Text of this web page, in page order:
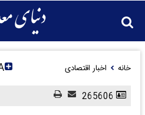
خانه اخبار اقتصادی